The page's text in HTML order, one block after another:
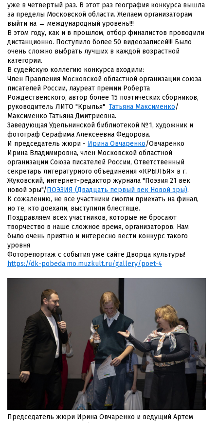
уже в четвертый раз. В этот раз география конкурса вышла
за пределы Московской области. Желаем организаторам
выйти на → международный уровень!!!
В этом году, как и в прошлом, отбор финалистов проводили
дистанционно. Поступило более 50 видеозаписей!!! Было
очень сложно выбрать лучших в каждой возрастной
категории.
В судейскую коллегию конкурса входили:
Член Правления Московской областной организации союза
писателей России, лауреат премии Роберта
Рождественского, автор более 15 поэтических сборников,
руководитель ЛИТО "Крылья" Татьяна Максименко/
Максименко Татьяна Дмитриевна.
Заведующая Удельнинской библиотекой №1, художник и
фотограф Серафима Алексеевна Федорова.
И председатель жюри - Ирина Овчаренко/Овчаренко
Ирина Владимировна, член Московской областной
организации Союза писателей России, Ответственный
секретарь литературного объединения «КРЫЛЬЯ» в г.
Жуковский, интернет-редактор журнала "Поэзия 21 век
новой эры"/ПОЭЗИЯ (Двадцать первый век Новой эры).
К сожалению, не все участники смогли приехать на финал,
но те, кто доехали, выступили блестяще.
Поздравляем всех участников, которые не бросают
творчество в наше сложное время, организаторов. Нам
было очень приятно и интересно вести конкурс такого
уровня
Фоторепортаж с события уже сайте Дворца культуры!
https://dk-pobeda.mo.muzkult.ru/gallery/poet-4
Председатель жюри Ирина Овчаренко и ведущий Артем